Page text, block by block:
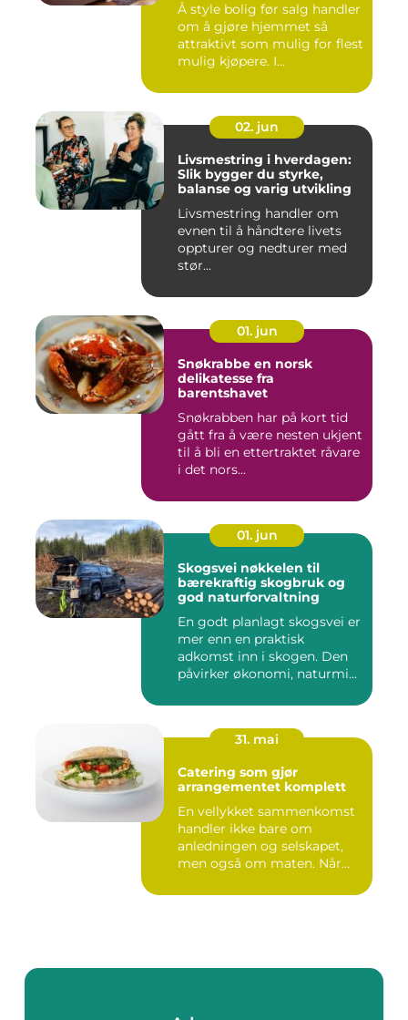
Å style bolig før salg handler
om å gjøre hjemmet så
attraktivt som mulig for flest
mulig kjøpere. I...
02. jun
Livsmestring i hverdagen:
Slik bygger du styrke,
balanse og varig utvikling
Livsmestring handler om
evnen til å håndtere livets
oppturer og nedturer med
stør...
01. jun
Snøkrabbe en norsk
delikatesse fra
barentshavet
Snøkrabben har på kort tid
gått fra å være nesten ukjent
til å bli en ettertraktet råvare
i det nors...
01. jun
Skogsvei nøkkelen til
bærekraftig skogbruk og
god naturforvaltning
En godt planlagt skogsvei er
mer enn en praktisk
adkomst inn i skogen. Den
påvirker økonomi, naturmi...
31. mai
Catering som gjør
arrangementet komplett
En vellykket sammenkomst
handler ikke bare om
anledningen og selskapet,
men også om maten. Når